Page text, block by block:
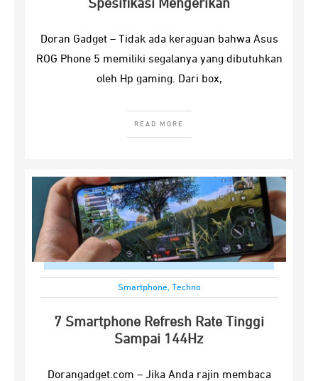
Spesifikasi Mengerikan
Doran Gadget – Tidak ada keraguan bahwa Asus
ROG Phone 5 memiliki segalanya yang dibutuhkan
oleh Hp gaming. Dari box,
READ MORE
Smartphone, Techno
7 Smartphone Refresh Rate Tinggi
Sampai 144Hz
Dorangadget.com – Jika Anda rajin membaca